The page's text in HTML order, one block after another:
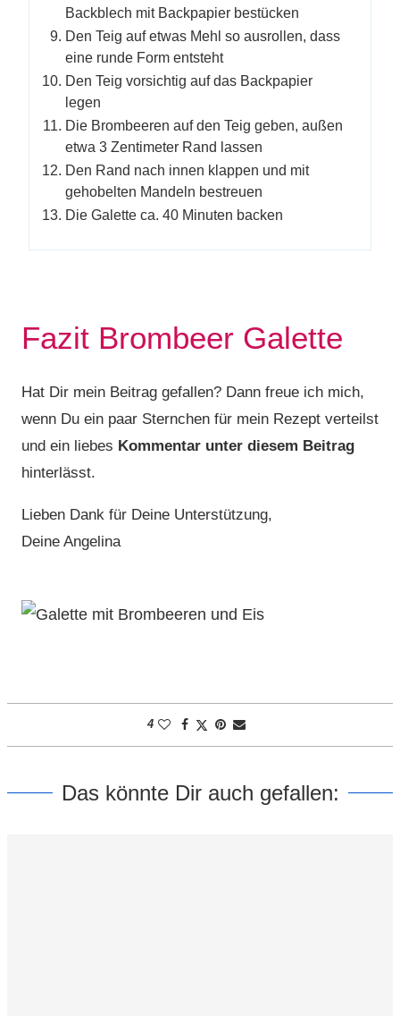
Backblech mit Backpapier bestücken
Den Teig auf etwas Mehl so ausrollen, dass
eine runde Form entsteht
Den Teig vorsichtig auf das Backpapier
legen
Die Brombeeren auf den Teig geben, außen
etwa 3 Zentimeter Rand lassen
Den Rand nach innen klappen und mit
gehobelten Mandeln bestreuen
Die Galette ca. 40 Minuten backen
Fazit Brombeer Galette
Hat Dir mein Beitrag gefallen? Dann freue ich mich,
wenn Du ein paar Sternchen für mein Rezept verteilst
und ein liebes Kommentar unter diesem Beitrag
hinterlässt.
Lieben Dank für Deine Unterstützung,
Deine Angelina
4
Das könnte Dir auch gefallen: